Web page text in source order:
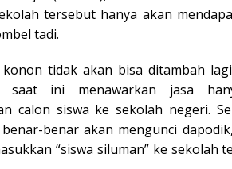
tersebut hanya akan
tadi.
konon tidak akan bisa ditambah
saat ini menawarkan jasa
calon siswa ke sekolah negeri.
benar akan mengunci
“siswa siluman” ke sekolah